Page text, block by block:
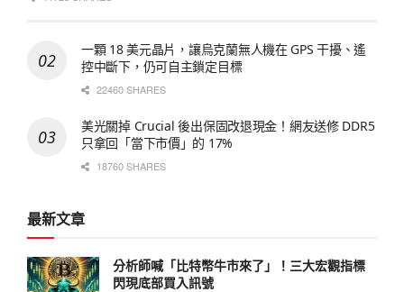
一顆 18 美元晶片，讓烏克蘭無人機在 GPS 干擾、遙
控中斷下，仍可自主鎖定目標
22460 SHARES
美光關掉 Crucial 後出保固改退現金！網友送修 DDR5
只拿回「當下市價」的 17%
18760 SHARES
最新文章
分析師喊「比特幣牛市來了」！三大宏觀指標
閃現底部買入訊號